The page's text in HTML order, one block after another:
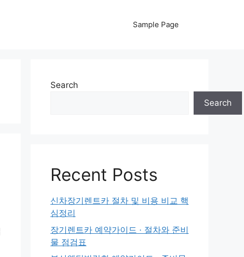
Sample Page
Search
Search
Recent Posts
신차장기렌트카 절차 및 비용 비교 핵
심정리
장기렌트카 예약가이드 · 절차와 준비
물 점검표